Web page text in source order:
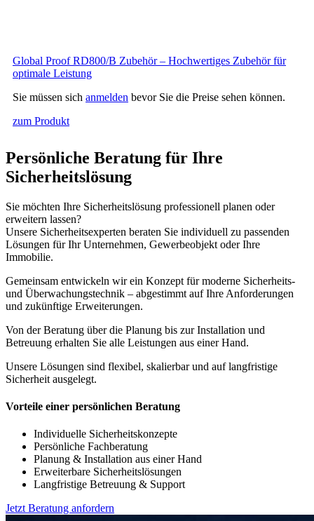
Global Proof RD800/B Zubehör – Hochwertiges Zubehör für
optimale Leistung
Sie müssen sich anmelden bevor Sie die Preise sehen können.
zum Produkt
Persönliche Beratung für Ihre
Sicherheitslösung
Sie möchten Ihre Sicherheitslösung professionell planen oder
erweitern lassen?
Unsere Sicherheitsexperten beraten Sie individuell zu passenden
Lösungen für Ihr Unternehmen, Gewerbeobjekt oder Ihre
Immobilie.
Gemeinsam entwickeln wir ein Konzept für moderne Sicherheits-
und Überwachungstechnik – abgestimmt auf Ihre Anforderungen
und zukünftige Erweiterungen.
Von der Beratung über die Planung bis zur Installation und
Betreuung erhalten Sie alle Leistungen aus einer Hand.
Unsere Lösungen sind flexibel, skalierbar und auf langfristige
Sicherheit ausgelegt.
Vorteile einer persönlichen Beratung
Individuelle Sicherheitskonzepte
Persönliche Fachberatung
Planung & Installation aus einer Hand
Erweiterbare Sicherheitslösungen
Langfristige Betreuung & Support
Jetzt Beratung anfordern